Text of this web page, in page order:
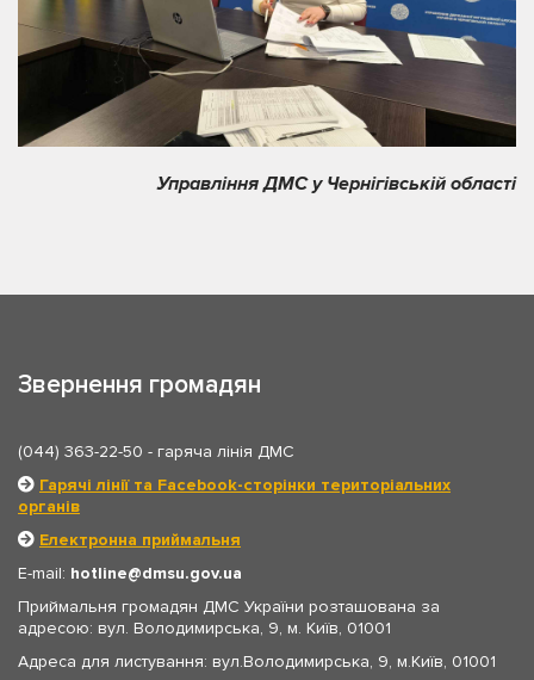
Управління ДМС у Чернігівській області
Звернення громадян
(044) 363-22-50 - гаряча лінія ДМС
Гарячі лінії та Facebook-сторінки територіальних
органів
Електронна приймальня
E-mail: hotline
dmsu.gov.ua
Приймальня громадян ДМС України розташована за
адресою: вул. Володимирська, 9, м. Київ, 01001
Адреса для листування: вул.Володимирська, 9, м.Київ, 01001